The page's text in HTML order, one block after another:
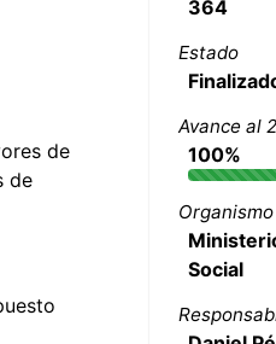
de
de
364
Estado
Avance al
100%
Organismo
Social